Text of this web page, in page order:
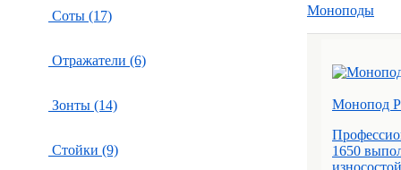
Соты (17)
Отражатели (6)
Зонты (14)
Стойки (9)
Моноподы
Монопод
1650